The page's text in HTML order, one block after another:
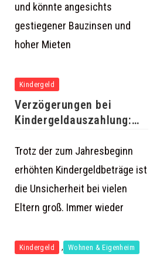
und könnte angesichts
gestiegener Bauzinsen und
hoher Mieten
Kindergeld
Verzögerungen bei
Kindergeldauszahlung:
wissen müssen
Trotz der zum Jahresbeginn
erhöhten Kindergeldbeträge ist
die Unsicherheit bei vielen
Eltern groß. Immer wieder
Kindergeld , Wohnen & Eigenheim